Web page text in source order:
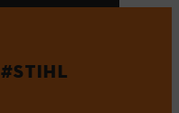
#STIHL